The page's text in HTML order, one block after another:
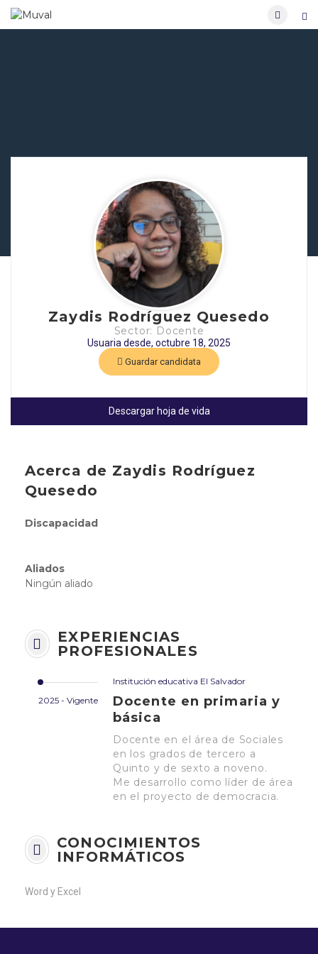
Zaydis Rodríguez Quesedo
Sector: Docente
Usuaria desde, octubre 18, 2025
Guardar candidata
Descargar hoja de vida
Acerca de Zaydis Rodríguez
Quesedo
Discapacidad
Aliados
Ningún aliado
EXPERIENCIAS
PROFESIONALES
2025 - Vigente
Institución educativa El Salvador
Docente en primaria y
básica
Docente en el área de Sociales
en los grados de tercero a
Quinto y de sexto a noveno.
Me desarrollo como líder de área
en el proyecto de democracia.
CONOCIMIENTOS
INFORMÁTICOS
Word y Excel